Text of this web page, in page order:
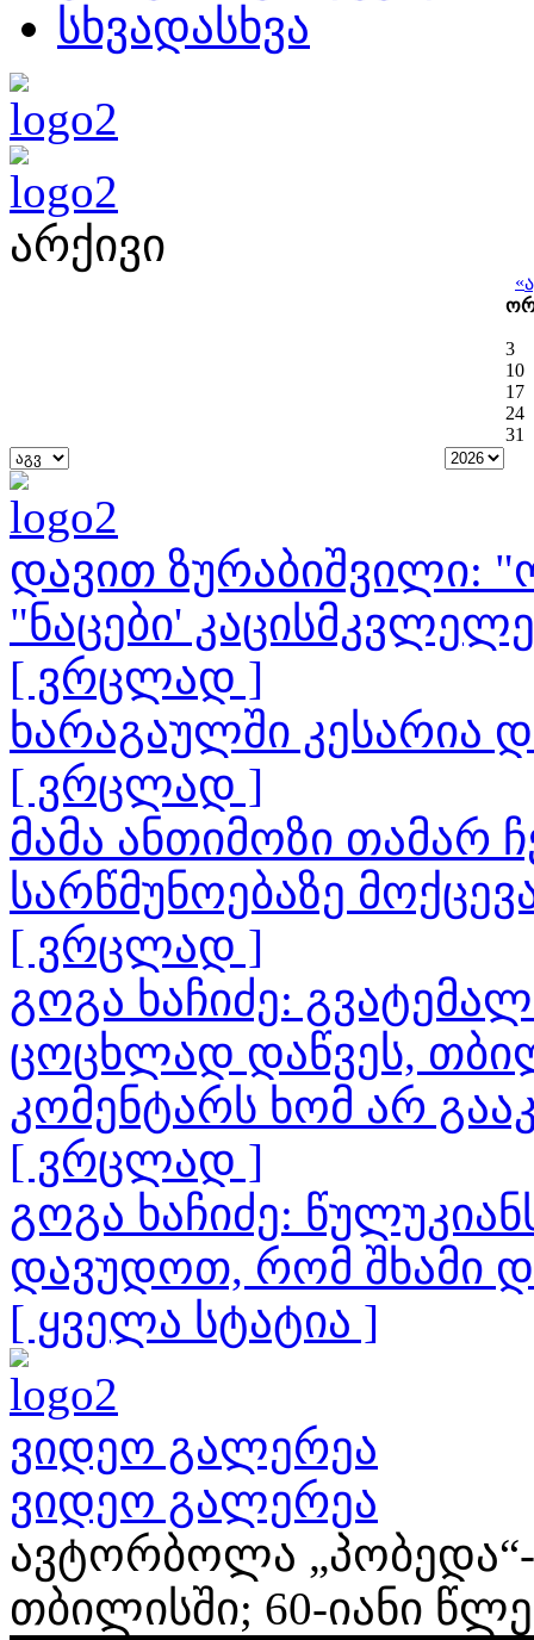
სხვადასხვა
არქივი
«
3
10
17
24
31
დავით ზურაბიშვილი:
"ნაცები'
[ ვრცლად ]
ხარაგაულში კესარია
[ ვრცლად ]
მამა ანთიმოზი თამარ
სარწმუნოებაზე
[ ვრცლად ]
გოგა ხაჩიძე:
ცოცხლად დაწვეს,
კომენტარს ხომ არ
[ ვრცლად ]
გოგა ხაჩიძე:
დავუდოთ, რომ შხამი
[ ყველა სტატია ]
ვიდეო გალერეა
ვიდეო გალერეა
ავტორბოლა
თბილისში; 60-იანი